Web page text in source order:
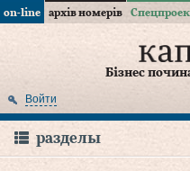
on-line архів номерів
Бізнес
Войти
разделы